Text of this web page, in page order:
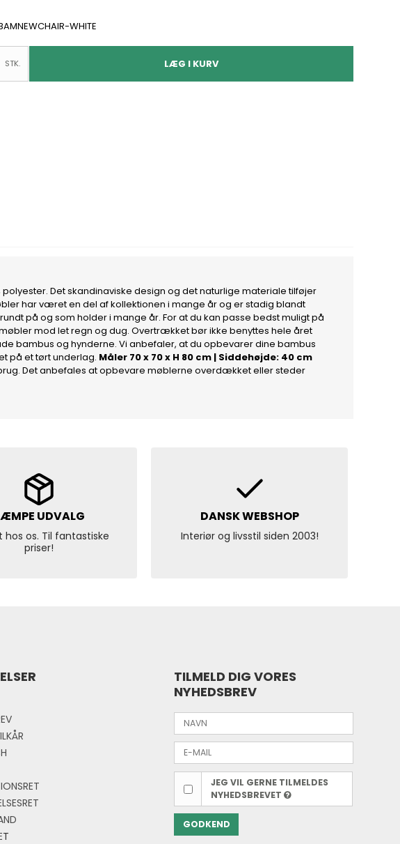
WHITE
STK. LÆG I KURV
Det skandinaviske design og det naturlige materiale tilføjer
har været en del af kollektionen i mange år og er stadig blandt
på og som holder i mange år. For at du kan passe bedst muligt på
mod let regn og dug. Overtrækket bør ikke benyttes hele året
bambus og hynderne. Vi anbefaler, at du opbevarer dine bambus
på et tørt underlag. Måler 70 x 70 x H 80 cm | Siddehøjde: 40 cm
Det anbefales at opbevare møblerne overdækket eller steder
UDVALG
hos os. Til fantastiske
priser!
DANSK WEBSHOP
Interiør og livsstil siden 2003!
T
TILMELD DIG VORES
NYHEDSBREV
JEG VIL GERNE TILMELDES
NYHEDSBREVET
GODKEND